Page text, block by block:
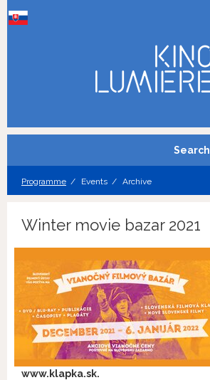
Search
Programme Events Archive
Winter movie bazar 2021
www.klapka.sk.